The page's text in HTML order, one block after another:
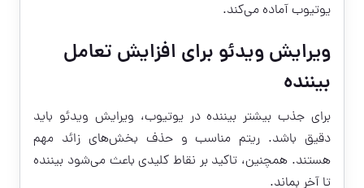
یوتیوب آماده می‌کند.
ویرایش ویدئو برای افزایش تعامل
بیننده
برای جذب بیشتر بیننده در یوتیوب، ویرایش ویدئو باید
دقیق باشد. ریتم مناسب و حذف بخش‌های زائد مهم
هستند. همچنین، تاکید بر نقاط کلیدی باعث می‌شود بیننده
تا آخر بماند.